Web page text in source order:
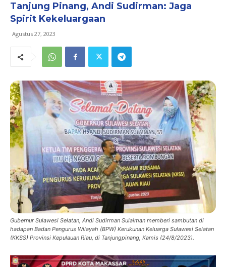
Tanjung Pinang, Andi Sudirman: Jaga
Spirit Kekeluargaan
Agustus 27, 2023
Gubernur Sulawesi Selatan, Andi Sudirman Sulaiman memberi sambutan di
hadapan Badan Pengurus Wilayah (BPW) Kerukunan Keluarga Sulawesi Selatan
(KKSS) Provinsi Kepulauan Riau, di Tanjungpinang, Kamis (24/8/2023).